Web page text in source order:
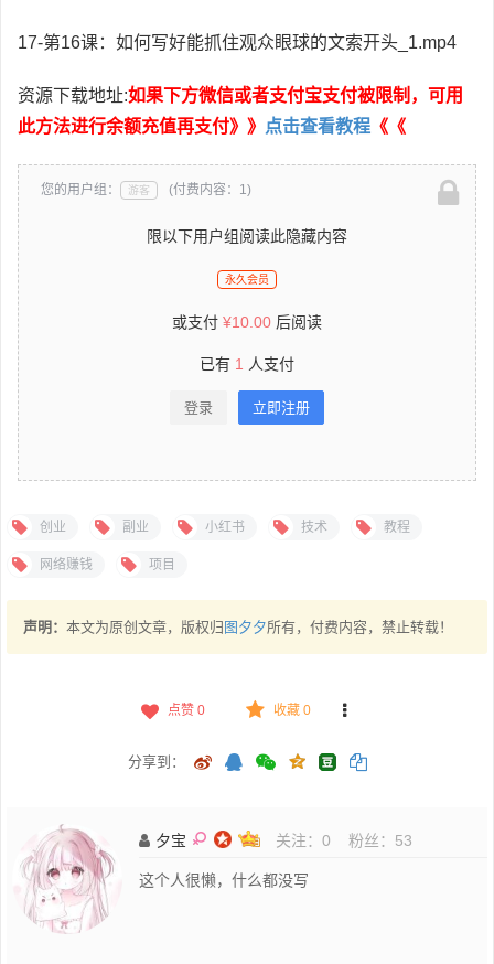
17-第16课：如何写好能抓住观众眼球的文索开头_1.mp4
资源下载地址:如果下方微信或者支付宝支付被限制，可用
此方法进行余额充值再支付》》 点击查看教程 《《
您的用户组： 游客 (付费内容：1)
限以下用户组阅读此隐藏内容
永久会员
或支付 ¥10.00 后阅读
已有 1 人支付
登录 立即注册
创业 副业 小红书 技术 教程
网络赚钱 项目
声明： 本文为原创文章，版权归 图夕夕所有，付费内容，禁止转载！
点赞 0 收藏 0
分享到：
夕宝 关注： 0 粉丝： 53
这个人很懒，什么都没写